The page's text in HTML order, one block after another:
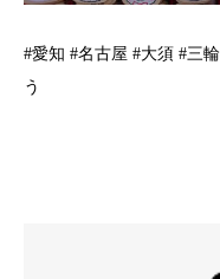
#愛知 #名古屋 #大須 #三
う